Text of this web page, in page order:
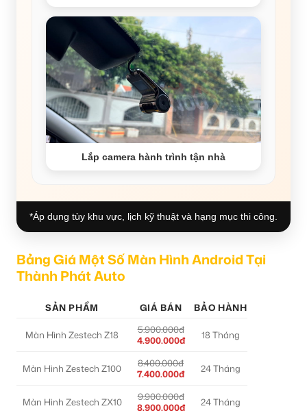
Lắp camera hành trình tận nhà
*Áp dụng tùy khu vực, lịch kỹ thuật và hạng mục thi công.
Bảng Giá Một Số Màn Hình Android Tại
Thành Phát Auto
SẢN PHẨM GIÁ BÁN BẢO HÀNH
Màn Hình Zestech Z18
5.900.000đ
4.900.000đ
18 Tháng
Màn Hình Zestech Z100
8.400.000đ
7.400.000đ
24 Tháng
Màn Hình Zestech ZX10
9.900.000đ
8.900.000đ
24 Tháng